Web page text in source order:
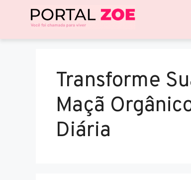
Transforme
Maçã
Diária